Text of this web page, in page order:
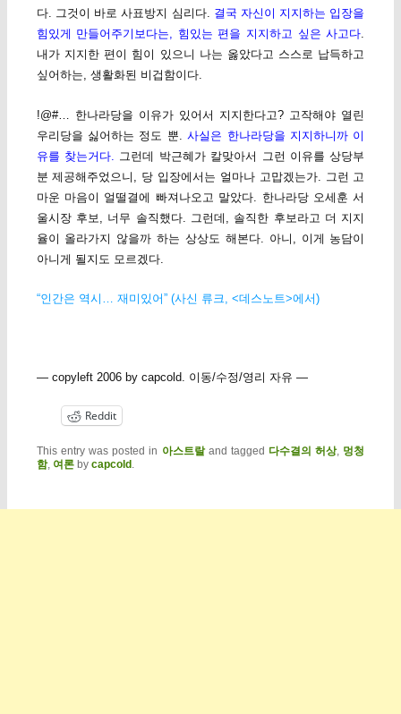
다. 그것이 바로 사표방지 심리다. 결국 자신이 지지하는 입장을
힘있게 만들어주기보다는, 힘있는 편을 지지하고 싶은 사고다.
내가 지지한 편이 힘이 있으니 나는 옳았다고 스스로 납득하고
싶어하는, 생활화된 비겁함이다.
!@#… 한나라당을 이유가 있어서 지지한다고? 고작해야 열린
우리당을 싫어하는 정도 뿐.사실은 한나라당을 지지하니까 이
유를 찾는거다.
그런데 박근혜가 칼맞아서 그런 이유를 상당부
분 제공해주었으니, 당 입장에서는 얼마나 고맙겠는가. 그런 고
마운 마음이 얼떨결에 빠져나오고 말았다. 한나라당 오세훈 서
울시장 후보, 너무 솔직했다. 그런데, 솔직한 후보라고 더 지지
율이 올라가지 않을까 하는 상상도 해본다. 아니, 이게 농담이
아니게 될지도 모르겠다.
“인간은 역시… 재미있어” (사신 류크, <데스노트>에서)
— copyleft 2006 by capcold. 이동/수정/영리 자유 —
Reddit
This entry was posted in 아스트랄and tagged 다수결의 허상, 멍청
함, 여론by capcold .